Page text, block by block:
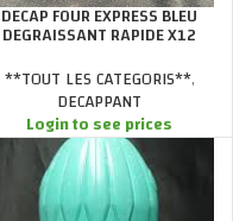
DECAP FOUR EXPRESS BLEU
DEGRAISSANT RAPIDE X12
**TOUT LES CATEGORIS**,
DECAPPANT
Login to see prices